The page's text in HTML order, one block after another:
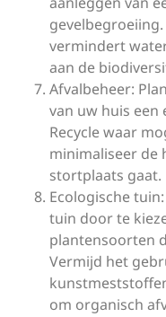
vermindert
aan de
Afvalbeheer:
van uw huis een
Recycle waar
minimaliseer de
stortplaats gaat.
Ecologische
tuin door te
plantensoorten
Vermijd het
om organisch